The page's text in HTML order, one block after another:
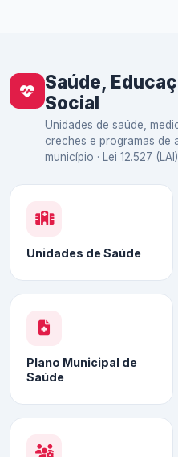
Saúde,
Social
Unidades de saúde,
creches e programas de
município · Lei 12.527
Unidades de Saúde
Plano Municipal de
Saúde